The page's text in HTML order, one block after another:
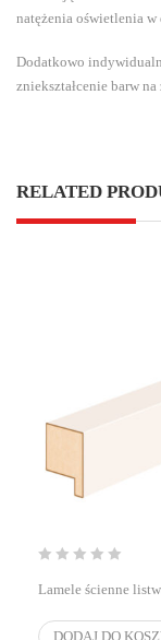
natężenia oświetlenia w
Dodatkowo
zniekształcenie barw na
RELATED
Lamele ścienne
DODAJ DO